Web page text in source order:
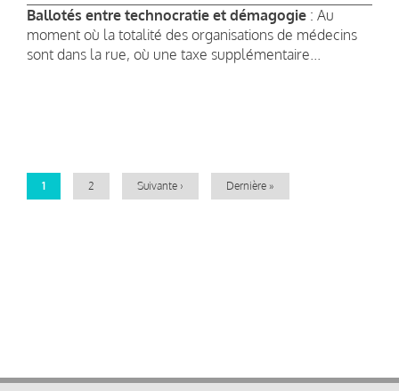
Ballotés entre technocratie et démagogie : Au
moment où la totalité des organisations de médecins
sont dans la rue, où une taxe supplémentaire...
Page
1 Page
2
Page
Suivante ›
Dernière
Dernière »